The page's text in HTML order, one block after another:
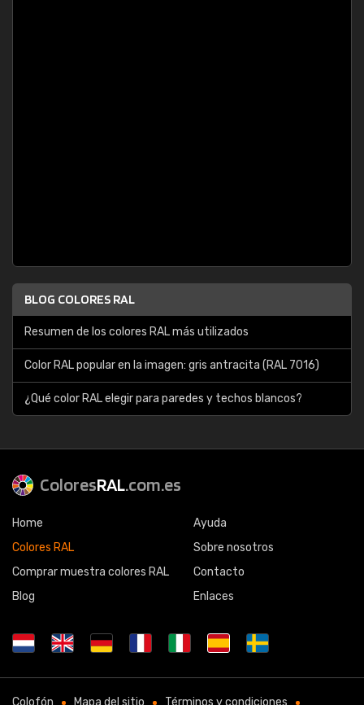
BLOG COLORES RAL
Resumen de los colores RAL más utilizados
Color RAL popular en la imagen: gris antracita (RAL 7016)
¿Qué color RAL elegir para paredes y techos blancos?
ColoresRAL.com.es
Home
Colores RAL
Comprar muestra colores RAL
Blog
Ayuda
Sobre nosotros
Contacto
Enlaces
Colofón Mapa del sitio Términos y condiciones